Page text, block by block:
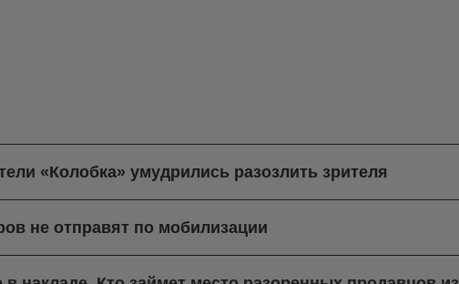
«Колобка» умудрились разозлить зрителя
не отправят по мобилизации